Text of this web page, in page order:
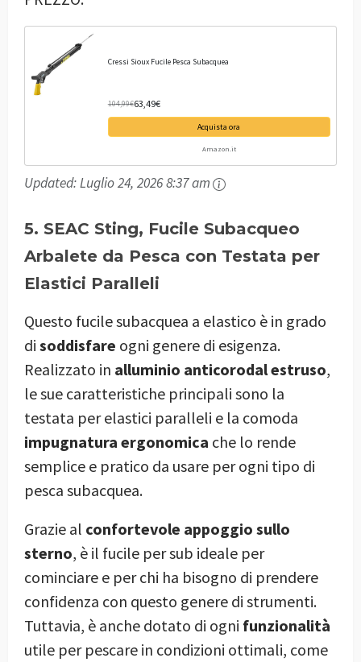
Cressi Sioux Fucile Pesca Subacquea
104,99€63,49€
Acquista ora
Amazon.it
Updated:Luglio 24, 2026 8:37 am
5. SEAC Sting, Fucile Subacqueo
Arbalete da Pesca con Testata per
Elastici Paralleli
Questo fucile subacquea a elastico è in grado
di soddisfare ogni genere di esigenza.
Realizzato in alluminio anticorodal estruso,
le sue caratteristiche principali sono la
testata per elastici paralleli e la comoda
impugnatura ergonomica che lo rende
semplice e pratico da usare per ogni tipo di
pesca subacquea.
Grazie al confortevole appoggio sullo
sterno, è il fucile per sub ideale per
cominciare e per chi ha bisogno di prendere
confidenza con questo genere di strumenti.
Tuttavia, è anche dotato di ogni funzionalità
utile per pescare in condizioni ottimali, come